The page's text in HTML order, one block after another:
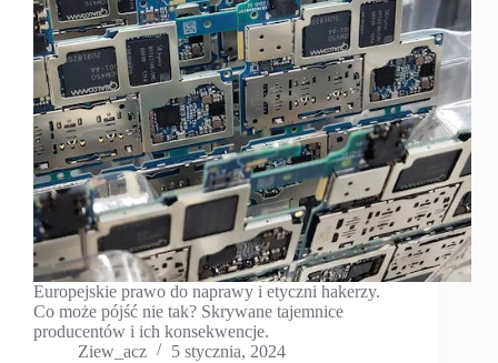
Europejskie prawo do naprawy i etyczni hakerzy.
Co może pójść nie tak? Skrywane tajemnice
producentów i ich konsekwencje.
Ziew_acz
5 stycznia, 2024